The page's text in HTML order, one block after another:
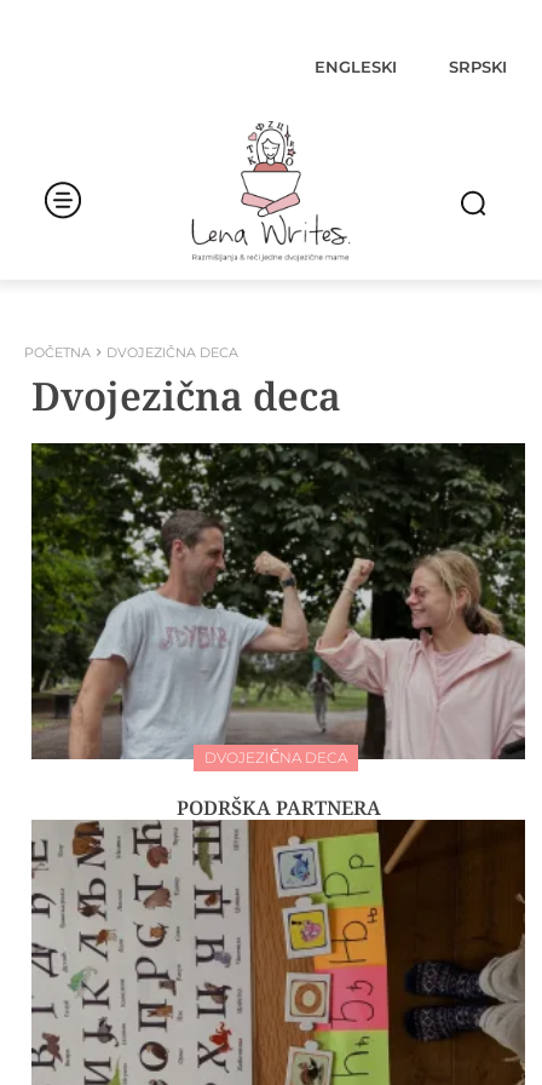
ENGLESKI SRPSKI
POČETNA DVOJEZIČNA DECA
Dvojezična deca
DVOJEZIČNA DECA
PODRŠKA PARTNERA